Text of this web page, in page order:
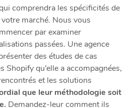
comprendra les spécificités de
marché. Nous vous
par examiner
passées. Une agence
des études de cas
Shopify qu’elle a accompagnées,
et les solutions
que leur méthodologie soit
Demandez-leur comment ils